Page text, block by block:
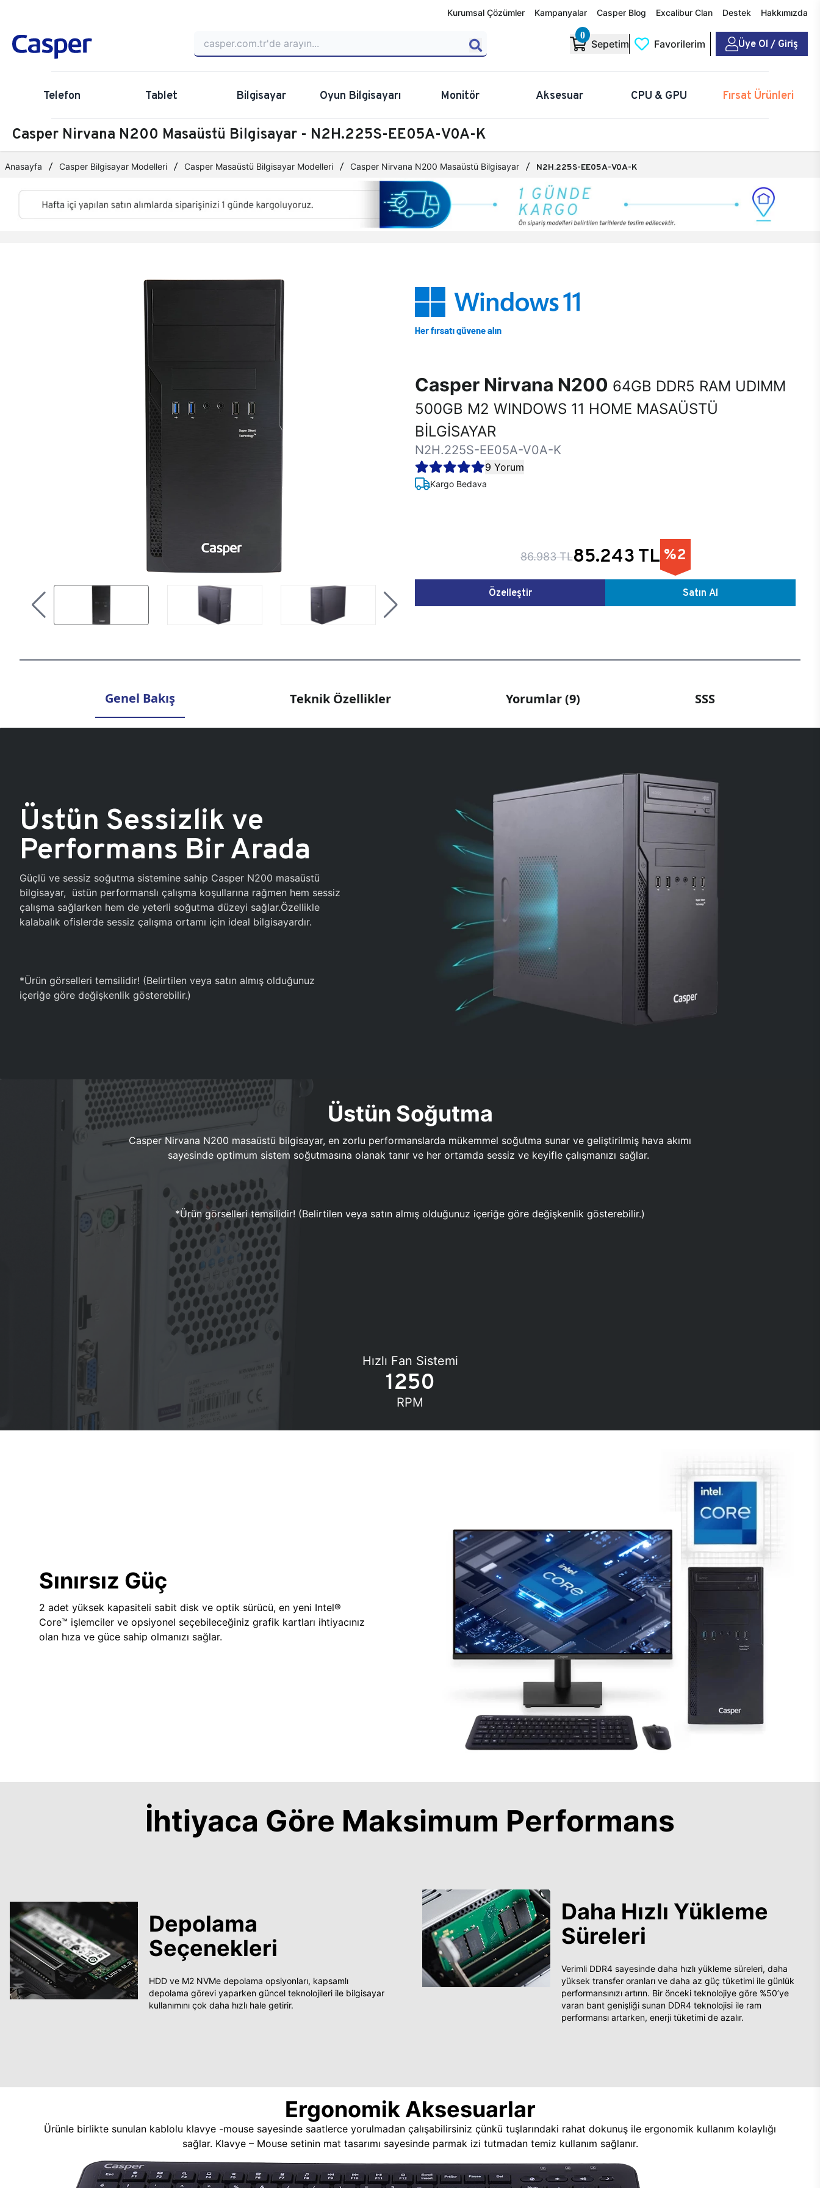
Kurumsal Çözümler Kampanyalar Casper Blog Excalibur Clan Destek Hakkımızda
0
Sepetim Favorilerim Üye Ol / Giriş
Telefon Tablet Bilgisayar Oyun Bilgisayarı Monitör Aksesuar CPU & GPU Fırsat Ürünleri
Casper Nirvana N200 Masaüstü Bilgisayar - N2H.225S-EE05A-V0A-K
Anasayfa Casper Bilgisayar Modelleri Casper Masaüstü Bilgisayar Modelleri Casper Nirvana N200 Masaüstü Bilgisayar N2H.225S-EE05A-V0A-K
Casper Nirvana N200 64GB DDR5 RAM UDIMM
500GB M2 WINDOWS 11 HOME MASAÜSTÜ
BİLGİSAYAR
N2H.225S-EE05A-V0A-K
9 Yorum
Kargo Bedava
86.983 TL85.243 TL %2
Özelleştir Satın Al
Genel Bakış Teknik Özellikler Yorumlar (9) SSS
Üstün Sessizlik ve
Performans Bir Arada
Güçlü ve sessiz soğutma sistemine sahip Casper N200 masaüstü
bilgisayar, üstün performanslı çalışma koşullarına rağmen hem sessiz
çalışma sağlarken hem de yeterli soğutma düzeyi sağlar.Özellikle
kalabalık ofislerde sessiz çalışma ortamı için ideal bilgisayardır.
*Ürün görselleri temsilidir! (Belirtilen veya satın almış olduğunuz
içeriğe göre değişkenlik gösterebilir.)
Üstün Soğutma
Casper Nirvana N200 masaüstü bilgisayar, en zorlu performanslarda mükemmel soğutma sunar ve geliştirilmiş hava akımı
sayesinde optimum sistem soğutmasına olanak tanır ve her ortamda sessiz ve keyifle çalışmanızı sağlar.
*Ürün görselleri temsilidir! (Belirtilen veya satın almış olduğunuz içeriğe göre değişkenlik gösterebilir.)
Hızlı Fan Sistemi
1250
RPM
Sınırsız Güç
2 adet yüksek kapasiteli sabit disk ve optik sürücü, en yeni Intel®
Core™ işlemciler ve opsiyonel seçebileceğiniz grafik kartları ihtiyacınız
olan hıza ve güce sahip olmanızı sağlar.
İhtiyaca Göre Maksimum Performans
Depolama
Seçenekleri
HDD ve M2 NVMe depolama opsiyonları, kapsamlı
depolama görevi yaparken güncel teknolojileri ile bilgisayar
kullanımını çok daha hızlı hale getirir.
Daha Hızlı Yükleme
Süreleri
Verimli DDR4 sayesinde daha hızlı yükleme süreleri, daha
yüksek transfer oranları ve daha az güç tüketimi ile günlük
performansınızı artırın. Bir önceki teknolojiye göre %50’ye
varan bant genişliği sunan DDR4 teknolojisi ile ram
performansı artarken, enerji tüketimi de azalır.
Ergonomik Aksesuarlar
Ürünle birlikte sunulan kablolu klavye -mouse sayesinde saatlerce yorulmadan çalışabilirsiniz çünkü tuşlarındaki rahat dokunuş ile ergonomik kullanım kolaylığı
sağlar. Klavye – Mouse setinin mat tasarımı sayesinde parmak izi tutmadan temiz kullanım sağlanır.